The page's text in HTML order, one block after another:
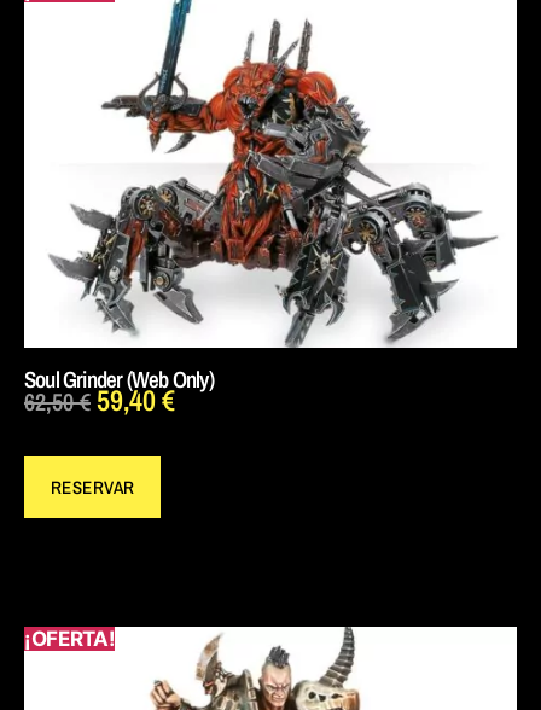
Soul Grinder (Web Only)
62,50€59,40€
RESERVAR
¡OFERTA!